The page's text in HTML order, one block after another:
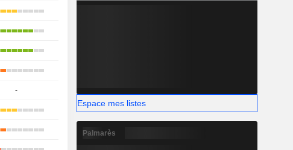
-
Espace mes listes
Palmarès